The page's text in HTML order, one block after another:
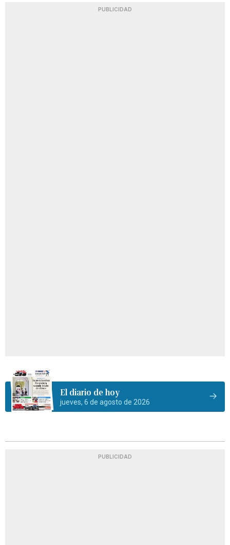
PUBLICIDAD
El diario de hoy
jueves, 6 de agosto de 2026
PUBLICIDAD